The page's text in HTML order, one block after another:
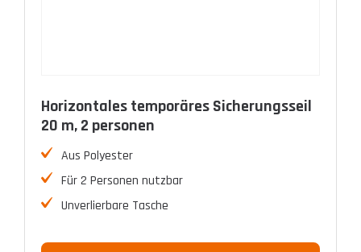
Horizontales temporäres Sicherungsseil
20 m, 2 personen
Aus Polyester
Für 2 Personen nutzbar
Unverlierbare Tasche